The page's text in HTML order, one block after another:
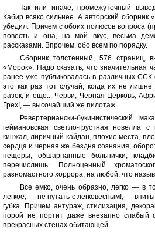
Так или иначе, промежуточный
Кабир всяко сильнее. А авторский сборник
убедил. Причем с обоих полюсов вопроса
повесть и она, на мой вкус, весьма
рассказами. Впрочем, обо всем по порядку.
Сборник толстенный, 576 страниц,
«Морок». Надо сказать, что значительная
ранее уже публиковалась в различных
это как раз тот случай, когда их не
разок, и еще... Черви, Черная Церковь,
Грех!, — высочайший же пилотаж.
Ревертериански-букинистический
геймановская светло-грустная
кинжал, лиричный кайдан, плохие места,
сердца и черная же бездна сознания,
пещеры, обшарпанные больнички,
перечислишь. Полноценный
разномастного хоррора, на любой, что
Все емко, очень образно, легко — в
легкое, — не путать с легковесным!, —
губка. Причем антураж, стилизация,
порой не портит даже внезапно слабый
прекрасных стенах обитающей.